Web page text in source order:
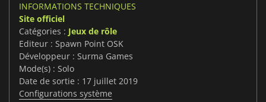
INFORMATIONS TECHNIQUES
Site officiel
Catégories : Jeux de rôle
Editeur : Spawn Point OSK
Développeur : Surma Games
Mode(s) : Solo
Date de sortie : 17 juillet 2019
Configurations système